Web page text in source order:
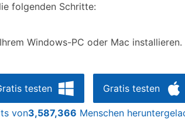
folgenden Schritte:
Windows-PC oder Mac installieren.
testen Gratis testen
von3,587,366 Menschen